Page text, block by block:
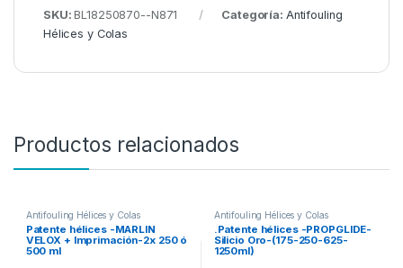
SKU:BL18250870--N871 Categoría: Antifouling
Hélices y Colas
Productos relacionados
Antifouling Hélices y Colas
Patente hélices -MARLIN
VELOX + Imprimación-2x 250 ó
500 ml
Antifouling Hélices y Colas
.Patente hélices -PROPGLIDE-
Silicio Oro-(175-250-625-
1250ml)